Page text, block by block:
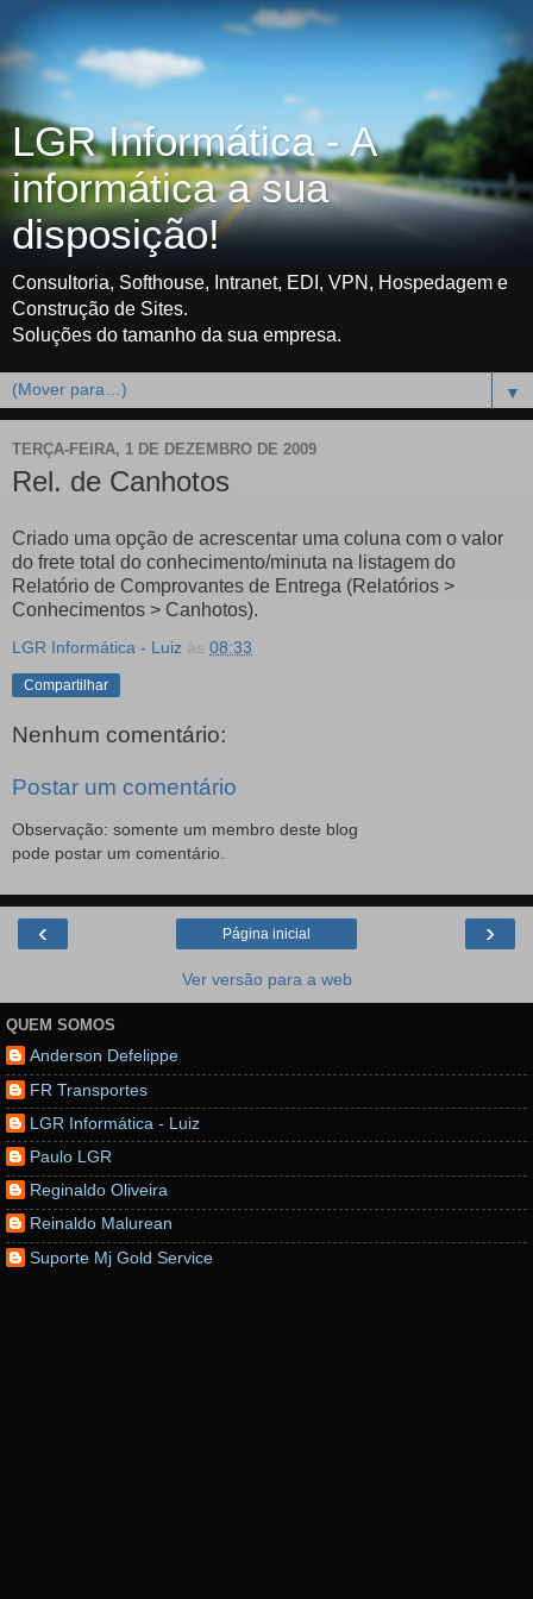
LGR Informática - A
informática a sua
disposição!
Consultoria, Softhouse, Intranet, EDI, VPN, Hospedagem e
Construção de Sites.
Soluções do tamanho da sua empresa.
▼
TERÇA-FEIRA, 1 DE DEZEMBRO DE 2009
Rel. de Canhotos
Criado uma opção de acrescentar uma coluna com o valor
do frete total do conhecimento/minuta na listagem do
Relatório de Comprovantes de Entrega (Relatórios >
Conhecimentos > Canhotos).
LGR Informática - Luiz às 08:33
Compartilhar
Nenhum comentário:
Postar um comentário
Observação: somente um membro deste blog
pode postar um comentário.
‹ ›
Página inicial
Ver versão para a web
QUEM SOMOS
Anderson Defelippe
FR Transportes
LGR Informática - Luiz
Paulo LGR
Reginaldo Oliveira
Reinaldo Malurean
Suporte Mj Gold Service